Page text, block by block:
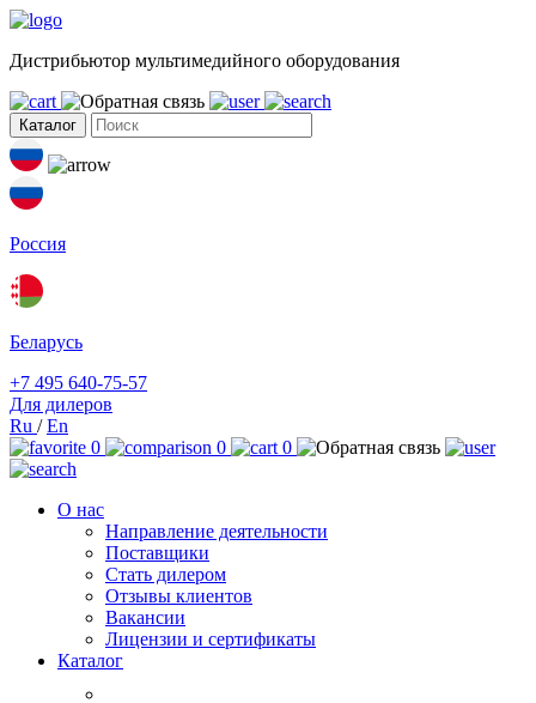
Дистрибьютор мультимедийного оборудования
Каталог
Россия
Беларусь
+7 495 640-75-57
Для дилеров
Ru /En
0
0 0
О нас
Направление деятельности
Поставщики
Стать дилером
Отзывы клиентов
Вакансии
Лицензии и сертификаты
Каталог